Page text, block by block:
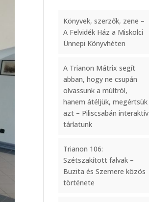
Könyvek, szerzők, zene –
A Felvidék Ház a Miskolci
Ünnepi Könyvhéten
A Trianon Mátrix segít
abban, hogy ne csupán
olvassunk a múltról,
hanem átéljük, megértsük
azt – Piliscsabán interaktív
tárlatunk
Trianon 106:
Szétszakított falvak –
Buzita és Szemere közös
története